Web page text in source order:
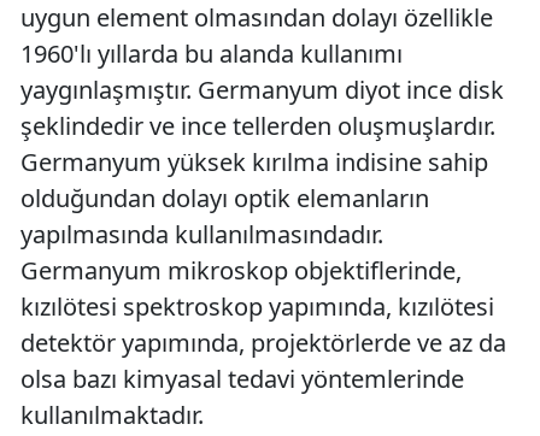
uygun element olmasından dolayı özellikle
1960'lı yıllarda bu alanda kullanımı
yaygınlaşmıştır. Germanyum diyot ince disk
şeklindedir ve ince tellerden oluşmuşlardır.
Germanyum yüksek kırılma indisine sahip
olduğundan dolayı optik elemanların
yapılmasında kullanılmasındadır.
Germanyum mikroskop objektiflerinde,
kızılötesi spektroskop yapımında, kızılötesi
detektör yapımında, projektörlerde ve az da
olsa bazı kimyasal tedavi yöntemlerinde
kullanılmaktadır.